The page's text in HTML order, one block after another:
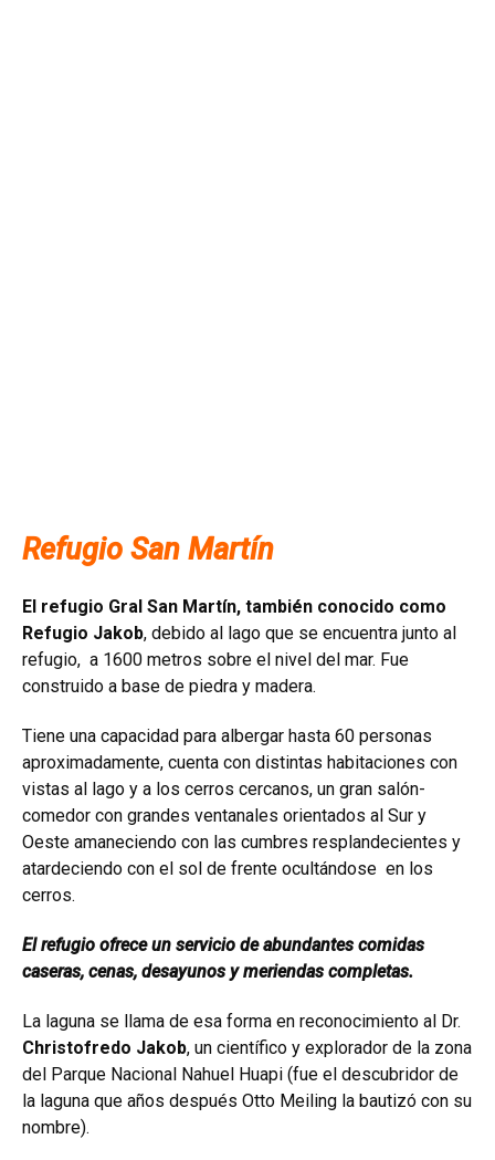
Refugio San Martín
El refugio Gral San Martín, también conocido como
Refugio Jakob, debido al lago que se encuentra junto al
refugio, a 1600 metros sobre el nivel del mar. Fue
construido a base de piedra y madera.
Tiene una capacidad para albergar hasta 60 personas
aproximadamente, cuenta con distintas habitaciones con
vistas al lago y a los cerros cercanos, un gran salón-
comedor con grandes ventanales orientados al Sur y
Oeste amaneciendo con las cumbres resplandecientes y
atardeciendo con el sol de frente ocultándose en los
cerros.
El refugio ofrece un servicio de abundantes comidas
caseras, cenas, desayunos y meriendas completas.
La laguna se llama de esa forma en reconocimiento al Dr.
Christofredo Jakob, un científico y explorador de la zona
del Parque Nacional Nahuel Huapi (fue el descubridor de
la laguna que años después Otto Meiling la bautizó con su
nombre).